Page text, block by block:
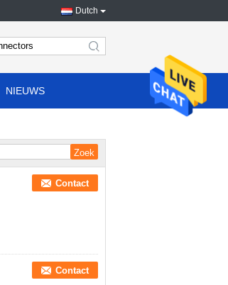
Dutch
search
NIEUWS
Contact
Contact